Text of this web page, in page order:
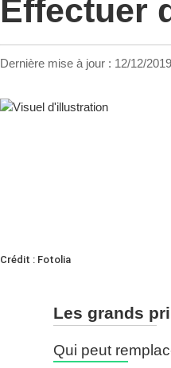
Effectuer
Dernière mise à jour : 12/12/2019
Crédit : Fotolia
Les grands
Qui peut